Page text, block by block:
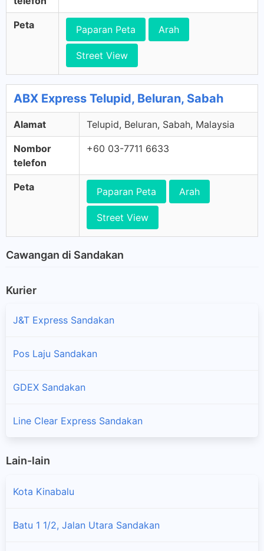
Peta Paparan Peta Arah
Street View
ABX Express Telupid, Beluran, Sabah
Alamat Telupid, Beluran, Sabah, Malaysia
Nombor
telefon
+60 03-7711 6633
Peta Paparan Peta Arah
Street View
Cawangan di Sandakan
Kurier
J&T Express Sandakan
Pos Laju Sandakan
GDEX Sandakan
Line Clear Express Sandakan
Lain-lain
Kota Kinabalu
Batu 1 1/2, Jalan Utara Sandakan